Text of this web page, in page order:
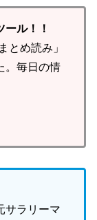
ル！！
とめ読み」
。毎日の情
サラリーマ